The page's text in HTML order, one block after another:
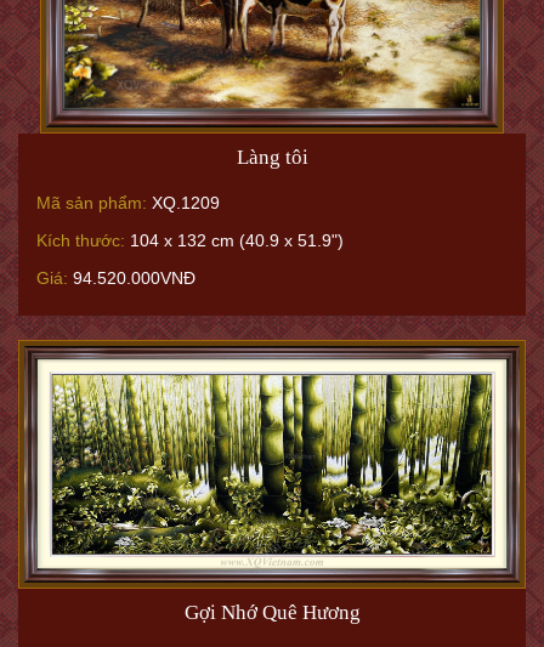
Làng tôi
Mã sản phẩm: XQ.1209
Kích thước: 104 x 132 cm (40.9 x 51.9")
Giá: 94.520.000VNĐ
Gợi Nhớ Quê Hương